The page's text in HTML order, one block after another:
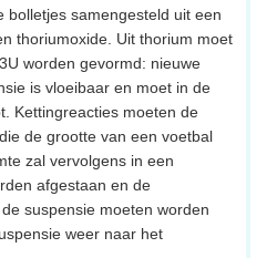
bolletjes samengesteld uit een
thoriumoxide. Uit thorium moet
worden gevormd: nieuwe
is vloeibaar en moet in de
Kettingreacties moeten de
de grootte van een voetbal
zal vervolgens in een
afgestaan en de
suspensie moeten worden
weer naar het